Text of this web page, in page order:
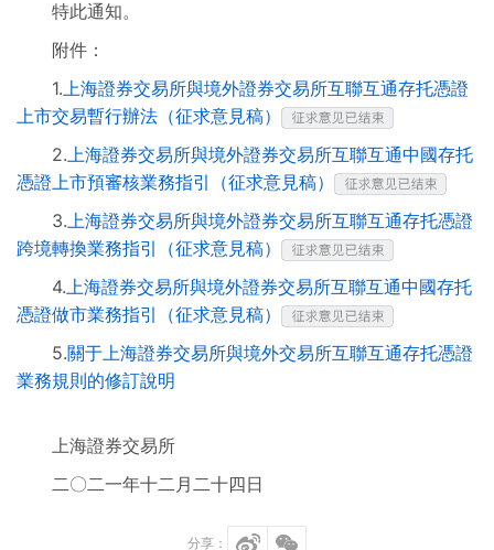
特此通知。
附件：
1.上海證券交易所與境外證券交易所互聯互通存托憑證
上市交易暫行辦法（征求意見稿）
2.上海證券交易所與境外證券交易所互聯互通中國存托
憑證上市預審核業務指引（征求意見稿）
3.上海證券交易所與境外證券交易所互聯互通存托憑證
跨境轉換業務指引（征求意見稿）
4.上海證券交易所與境外證券交易所互聯互通中國存托
憑證做市業務指引（征求意見稿）
5.關于上海證券交易所與境外交易所互聯互通存托憑證
業務規則的修訂說明
上海證券交易所
二〇二一年十二月二十四日
分享：